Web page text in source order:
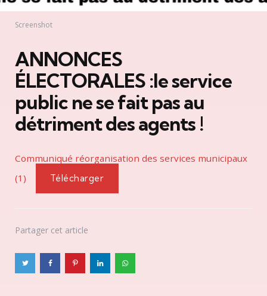
Screenshot
ANNONCES
ÉLECTORALES :le service
public ne se fait pas au
détriment des agents !
Communiqué réorganisation des services municipaux
(1)
Télécharger
Partager cet article